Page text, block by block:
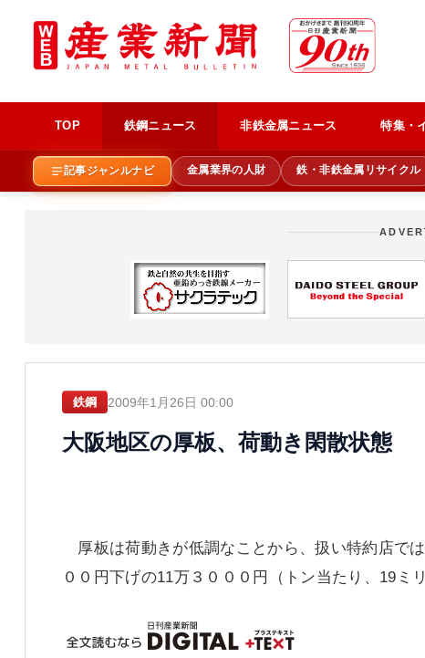
TOP 鉄鋼ニュース 非鉄金属ニュース 特集・
記事ジャンルナビ 金属業界の人財 鉄・非鉄金属リサイクル
鉄鋼 2009年1月26日 00:00
大阪地区の厚板、荷動き閑散状態
厚板は荷動きが低調なことから、扱い特約店で
００円下げの11万３０００円（トン当たり、19ミ